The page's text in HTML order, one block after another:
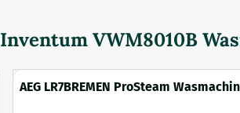
Inventum VWM8010B
AEG LR7BREMEN ProSteam